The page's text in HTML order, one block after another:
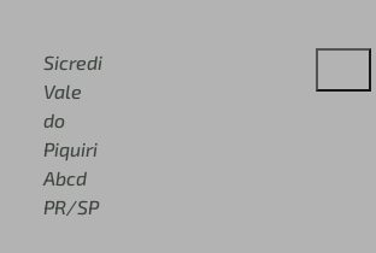
Sicredi
Vale
do
Piquiri
Abcd
PR/SP